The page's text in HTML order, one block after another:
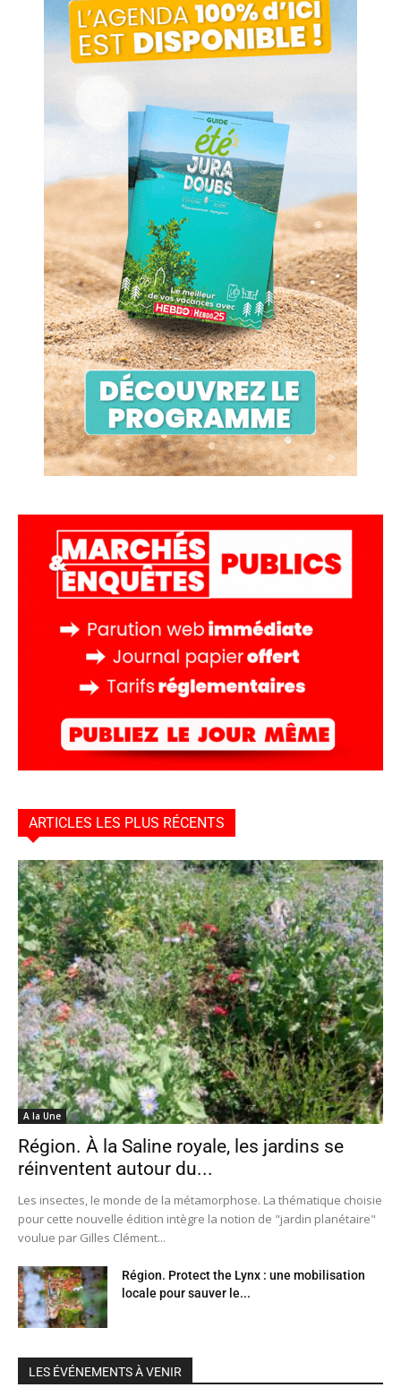
ARTICLES LES PLUS RÉCENTS
A la Une
Région. À la Saline royale, les jardins se
réinventent autour du...
Les insectes, le monde de la métamorphose. La thématique choisie
pour cette nouvelle édition intègre la notion de "jardin planétaire"
voulue par Gilles Clément...
Région. Protect the Lynx : une mobilisation
locale pour sauver le...
LES ÉVÉNEMENTS À VENIR